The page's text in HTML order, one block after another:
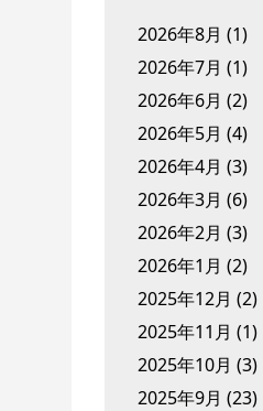
2026年8月 (1)
2026年7月 (1)
2026年6月 (2)
2026年5月 (4)
2026年4月 (3)
2026年3月 (6)
2026年2月 (3)
2026年1月 (2)
2025年12月 (2)
2025年11月 (1)
2025年10月 (3)
2025年9月 (23)